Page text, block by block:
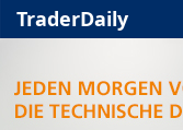
TraderDaily